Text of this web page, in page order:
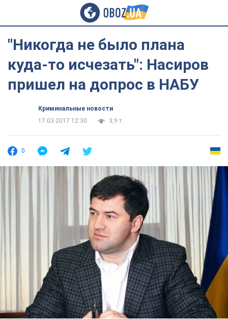
"Никогда не было плана
куда-то исчезать": Насиров
пришел на допрос в НАБУ
Криминальные новости
17.03.2017 12:30
3,9 т.
0